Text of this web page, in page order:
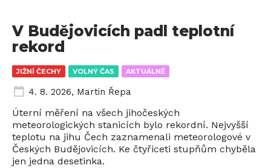
JIŽNÍ ČECHY VOLNÝ ČAS AKTUÁLNĚ
V Budějovicích padl teplotní
rekord
4. 8. 2026, Martin Řepa
Úterní měření na všech jihočeských
meteorologických stanicích bylo rekordní. Nejvyšší
teplotu na jihu Čech zaznamenali meteorologové v
Českých Budějovicích. Ke čtyřiceti stupňům chyběla
jen jedna desetinka.